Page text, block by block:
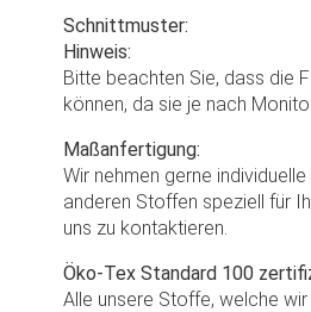
Schnittmuster:
Hinweis:
Bitte beachten Sie, dass die
können, da sie je nach
Maßanfertigung:
Wir nehmen gerne
anderen Stoffen speziell für
uns zu kontaktieren.
Öko-Tex Standard 100
Alle unsere Stoffe, welche